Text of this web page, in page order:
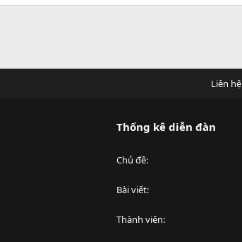
Liên hệ
Thống kê diễn đàn
Chủ đề
Bài viết
Thành viên